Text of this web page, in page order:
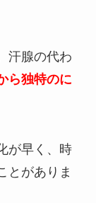
汗腺の代わ
ら独特のに
が早く、時
とがありま